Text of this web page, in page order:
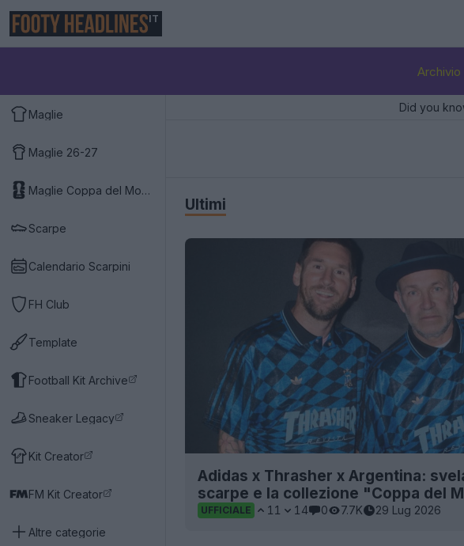
IT
Maglie
Maglie 26-27
Maglie Coppa del Mondo 2026
Scarpe
Calendario Scarpini
FH Club
Template
Football Kit Archive
Sneaker Legacy
Kit Creator
FM Kit Creator
Altre categorie
Did you
Ultimi
Adidas x Thrasher x Argentina:
scarpe e la collezione "Coppa del
UFFICIALE 11 14 0 7.7K 29 Lug 2026